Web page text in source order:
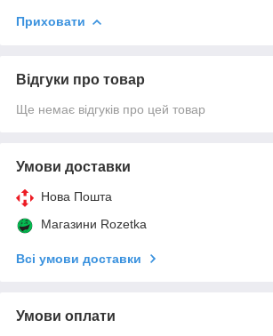
Приховати
Відгуки про товар
Ще немає відгуків про цей товар
Умови доставки
Нова Пошта
Магазини Rozetka
Всі умови доставки
Умови оплати